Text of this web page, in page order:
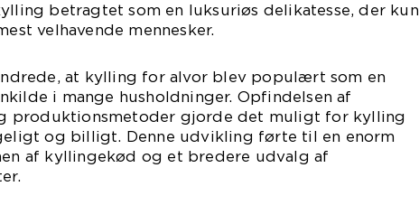
betragtet som en luksuriøs delikatesse, der kun
velhavende mennesker.
at kylling for alvor blev populært som en
i mange husholdninger. Opfindelsen af
produktionsmetoder gjorde det muligt for kylling
og billigt. Denne udvikling førte til en enorm
af kyllingekød og et bredere udvalg af